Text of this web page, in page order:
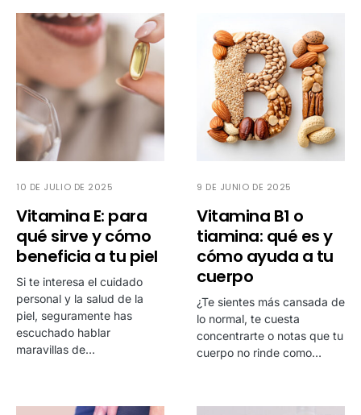
10 DE JULIO DE 2025
Vitamina E: para
qué sirve y cómo
beneficia a tu piel
Si te interesa el cuidado
personal y la salud de la
piel, seguramente has
escuchado hablar
maravillas de…
9 DE JUNIO DE 2025
Vitamina B1 o
tiamina: qué es y
cómo ayuda a tu
cuerpo
¿Te sientes más cansada de
lo normal, te cuesta
concentrarte o notas que tu
cuerpo no rinde como…